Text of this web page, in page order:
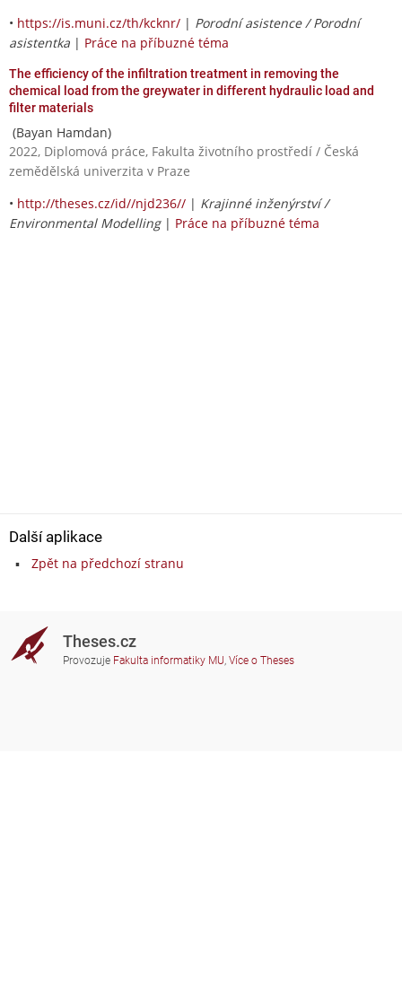
• https://is.muni.cz/th/kcknr/ | Porodní asistence / Porodní
asistentka | Práce na příbuzné téma
The efficiency of the infiltration treatment in removing the
chemical load from the greywater in different hydraulic load and
filter materials
(Bayan Hamdan)
2022, Diplomová práce, Fakulta životního prostředí / Česká
zemědělská univerzita v Praze
• http://theses.cz/id//njd236// | Krajinné inženýrství /
Environmental Modelling| Práce na příbuzné téma
Další aplikace
Zpět na předchozí stranu
Theses.cz
Provozuje Fakulta informatiky MU, Více o Theses